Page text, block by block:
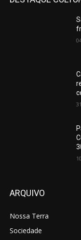
ARQUIVO
Nossa Terra
Sociedade